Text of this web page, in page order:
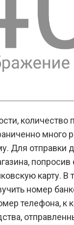
много
Для отправки
карту. В
номер
телефона, к